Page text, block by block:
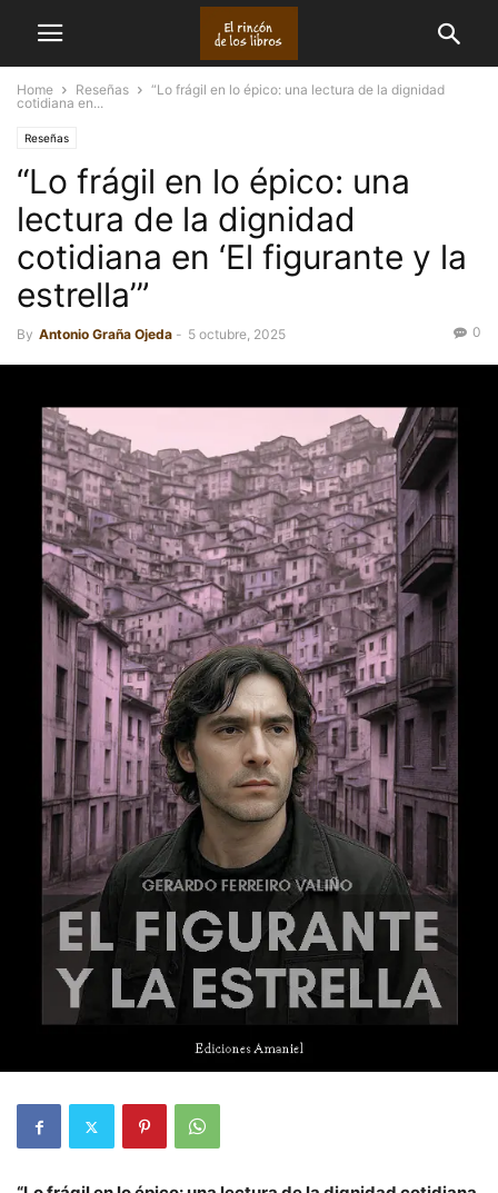
Home Reseñas
“Lo frágil en lo épico: una lectura de la dignidad
cotidiana en...
Reseñas
“Lo frágil en lo épico: una
lectura de la dignidad
cotidiana en ‘El figurante y la
estrella’”
By Antonio Graña Ojeda - 5 octubre, 2025 0